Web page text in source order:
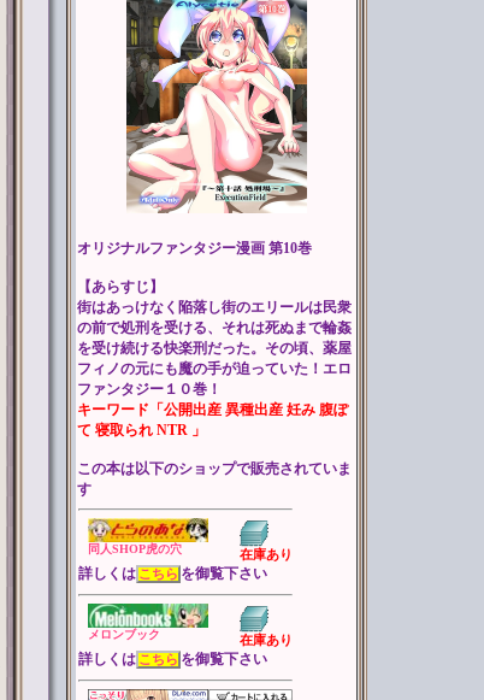
オリジナルファンタジー漫画 第10巻
【あらすじ】
街はあっけなく陥落し街のエリールは民衆
の前で処刑を受ける、それは死ぬまで輪姦
を受け続ける快楽刑だった。その頃、薬屋
フィノの元にも魔の手が迫っていた！エロ
ファンタジー１０巻！
キーワード「公開出産 異種出産 妊み 腹ぽ
て 寝取られ NTR 」
この本は以下のショップで販売されていま
す
同人SHOP虎の穴 在庫あり
詳しくは こちら を御覧下さい
メロンブック 在庫あり
詳しくは こちら を御覧下さい